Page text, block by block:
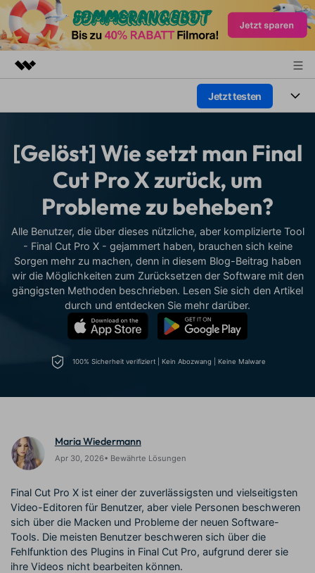
Dienstprogramme
Überblick
Über uns
Presseraum
Shop
Support
Jetzt testen
Plattformen
Funktionen
KI
Video/Foto
Audio
Text
Lösungen
Soziale Medien
Marketing & Business
Lifestyle & Spaß
Ressourcen
Video-Prompts
Über 100 heiße Video-
Prompts – schnell ähnliche
Videos erstellen
Meisterkurs
Beherrschen Sie
fortgeschrittene
Videobearbeitungsfähigkeiten
Kickstart Bootcamp
Videobearbeitungs-
Fähigkeiten mit Filmora
DIY-Spezialeffekte
Creator
Monetarisierungs-
Programm
Monetarisieren Sie
Ihren Einfluss mit Filmora
Freunde-werben-
Programm
An Freunde empfehlen,
Belohnungen erhalten
Hilfe-Center
Erste Schritte
Kunden-Support
Über Uns
und Kunden
Bewertungen
Nachrichten und
Kunden-Geschichten
Kunden Erfolg haben
auf Unternehmensebene frei
KAUFEN Anmelden
[Gelöst] Wie setzt man Final
Cut Pro X zurück, um
Probleme zu beheben?
Alle Benutzer, die über dieses nützliche, aber komplizierte Tool
- Final Cut Pro X - gejammert haben, brauchen sich keine
Sorgen mehr zu machen, denn in diesem Blog-Beitrag haben
wir die Möglichkeiten zum Zurücksetzen der Software mit den
gängigsten Methoden beschrieben. Lesen Sie sich den Artikel
durch und entdecken Sie mehr darüber.
100% Sicherheit verifiziert | Kein Abozwang | Keine Malware
Maria Wiedermann
Apr 30, 2026• Bewährte Lösungen
Final Cut Pro X ist einer der zuverlässigsten und vielseitigsten
Video-Editoren für Benutzer, aber viele Personen beschweren
sich über die Macken und Probleme der neuen Software-
Tools. Die meisten Benutzer beschweren sich über die
Fehlfunktion des Plugins in Final Cut Pro, aufgrund derer sie
ihre Videos nicht bearbeiten können.